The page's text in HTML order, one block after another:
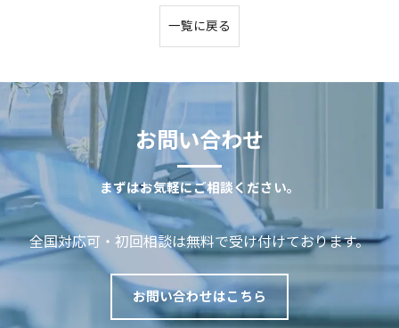
一覧に戻る
まずはお気軽にご相談ください。
お問い合わせ
全国対応可・初回相談は無料で受け付けております。
お問い合わせはこちら